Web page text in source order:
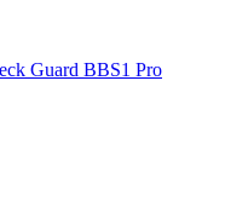
Guard BBS1 Pro